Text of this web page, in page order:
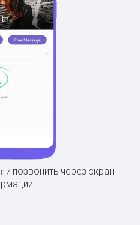
и позвонить через экран